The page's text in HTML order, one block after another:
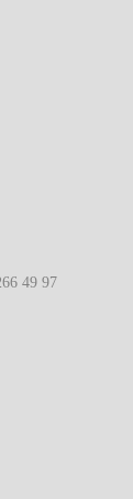
49 97